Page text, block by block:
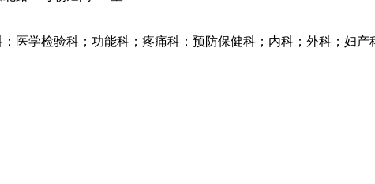
医学检验科；功能科；疼痛科；预防保健科；内科；外科；妇